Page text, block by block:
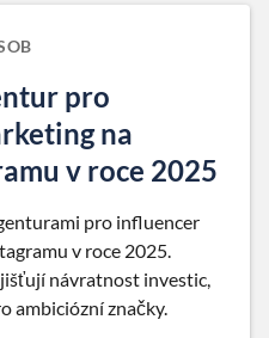
pro
na
v roce 2025
pro influencer
v roce 2025.
návratnost investic,
ambiciózní značky.